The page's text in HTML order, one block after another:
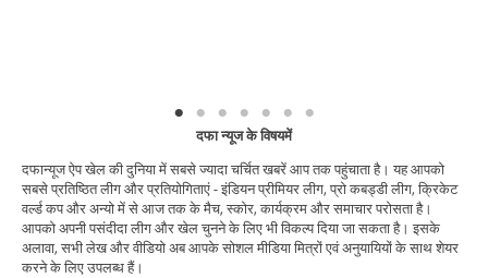
दफा न्यूज के विषयमें
दफान्यूज ऐप खेल की दुनिया में सबसे ज्यादा चर्चित खबरें आप तक पहुंचाता है। यह आपको
सबसे प्रतिष्ठित लीग और प्रतियोगिताएं - इंडियन प्रीमियर लीग, प्रो कबड्डी लीग, क्रिकेट
वर्ल्ड कप और अन्यो में से आज तक के मैच, स्कोर, कार्यक्रम और समाचार परोसता है।
आपको अपनी पसंदीदा लीग और खेल चुनने के लिए भी विकल्प दिया जा सकता है। इसके
अलावा, सभी लेख और वीडियो अब आपके सोशल मीडिया मित्रों एवं अनुयायियों के साथ शेयर
करने के लिए उपलब्ध हैं।